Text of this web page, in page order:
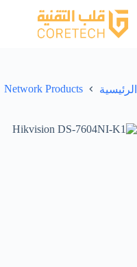
الرئيسية Network Products